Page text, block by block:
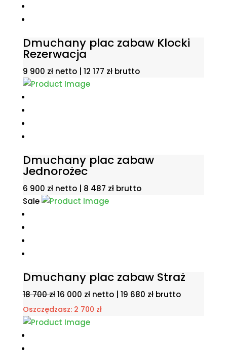
Dmuchany plac zabaw Klocki
Rezerwacja
9 900 zł netto | 12 177 złbrutto
Dmuchany plac zabaw
Jednorożec
6 900 zł netto | 8 487 złbrutto
Sale
Dmuchany plac zabaw Straż
18 700zł Pierwotna
cena
wynosiła:
16 000 złAktualna
cena
wynosi:
netto | 19 680 złbrutto
Oszczędzasz: 2 700 zł